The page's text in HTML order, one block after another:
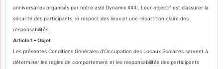
anniversaires organisés par notre asbl Dynamix XXIII. Leur objectif est d’assurer la
sécurité des participants, le respect des lieux et une répartition claire des
responsabilités.
Article 1 – Objet
Les présentes Conditions Générales d’Occupation des Locaux Scolaires servent à
déterminer les règles de comportement et les responsabilités des participants